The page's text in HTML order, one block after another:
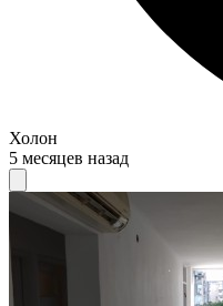
Холон
5 месяцев назад